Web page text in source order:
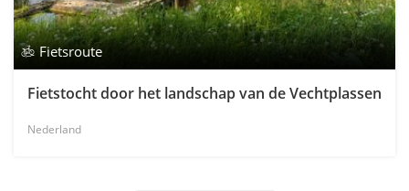
Fietsroute
Fietstocht door het landschap van de Vechtplassen
Nederland